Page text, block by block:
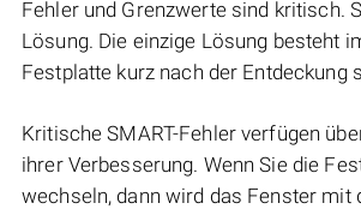
Fehler und Grenzwerte sind kritisch.
Lösung. Die einzige Lösung besteht
Festplatte kurz nach der Entdeckung
Kritische SMART-Fehler verfügen
ihrer Verbesserung. Wenn Sie die
wechseln, dann wird das Fenster mit